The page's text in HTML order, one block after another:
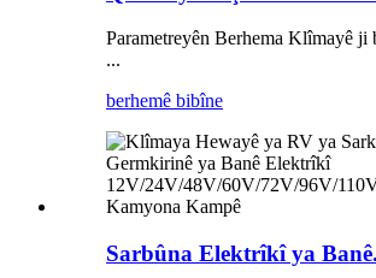
Parametreyên Berhema Klîmayê ji
...
berhemê bibîne
Sarbûna Elektrîkî ya